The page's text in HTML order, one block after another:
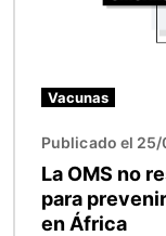
Vacunas
Publicado el
La OMS no
para
en África